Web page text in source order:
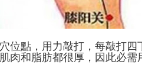
位點，用力敲打，每敲打
肉和脂肪都很厚，因此必